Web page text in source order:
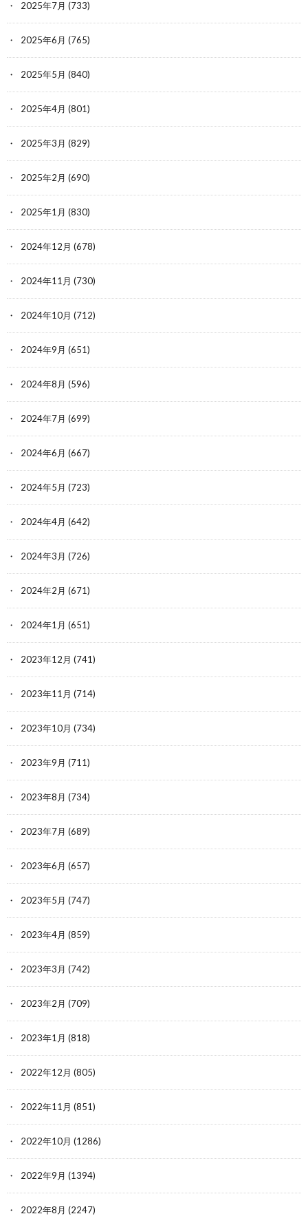
2025年7月 (733)
2025年6月 (765)
2025年5月 (840)
2025年4月 (801)
2025年3月 (829)
2025年2月 (690)
2025年1月 (830)
2024年12月 (678)
2024年11月 (730)
2024年10月 (712)
2024年9月 (651)
2024年8月 (596)
2024年7月 (699)
2024年6月 (667)
2024年5月 (723)
2024年4月 (642)
2024年3月 (726)
2024年2月 (671)
2024年1月 (651)
2023年12月 (741)
2023年11月 (714)
2023年10月 (734)
2023年9月 (711)
2023年8月 (734)
2023年7月 (689)
2023年6月 (657)
2023年5月 (747)
2023年4月 (859)
2023年3月 (742)
2023年2月 (709)
2023年1月 (818)
2022年12月 (805)
2022年11月 (851)
2022年10月 (1286)
2022年9月 (1394)
2022年8月 (2247)